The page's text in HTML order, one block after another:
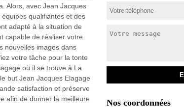
Alors, avec Jean Jacques
qualifiantes et des
adapté à la situation de
capable de réaliser votre
nouvelles images dans
votre tâche pour la tonte
où il se trouve à La
but Jean Jacques Elagage
satisfaction et préserve
afin de donner la meilleure
Nos coordonnées